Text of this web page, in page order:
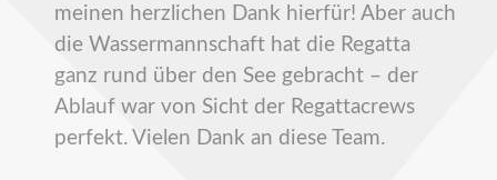
meinen herzlichen Dank hierfür! Aber auch
die Wassermannschaft hat die Regatta
ganz rund über den See gebracht – der
Ablauf war von Sicht der Regattacrews
perfekt. Vielen Dank an diese Team.